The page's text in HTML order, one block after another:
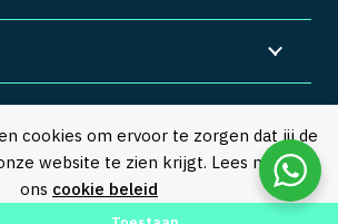
cookies om ervoor te zorgen dat jij de
website te zien krijgt. Lees meer in
ons cookie beleid
voorwaarden | Privacy
SVM Freestechniek |
Webdesign by Yooker–